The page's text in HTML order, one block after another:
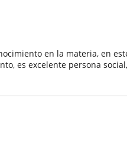
en la materia, en
es excelente persona